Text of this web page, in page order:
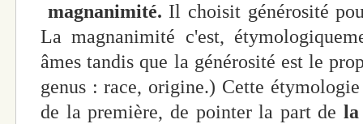
magnanimité. Il choisit générosité
La magnanimité c'est,
âmes tandis que la générosité est le
genus : race, origine.) Cette
de la première, de pointer la part dela